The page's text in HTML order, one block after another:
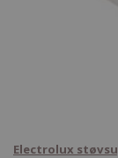
Electrolux